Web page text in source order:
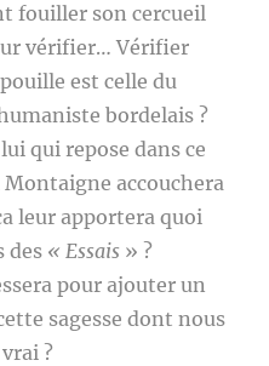
fouiller son cercueil
vérifier… Vérifier
est celle du
bordelais ?
qui repose dans ce
accouchera
leur apportera quoi
des « Essais » ?
pour ajouter un
sagesse dont nous
?